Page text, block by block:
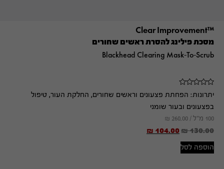
™Clear Improvement
מסכת פילינג להסרת ראשים שחורים
Blackhead Clearing Mask-To-Scrub
יתרונות: הפחתת פצעונים וראשים שחורים, החלקת העור, טיפול
בפצעונים ובעור שומני
100 מ"ל / ₪ 260.00
₪130.00
₪ 104.00
הוספה לסל